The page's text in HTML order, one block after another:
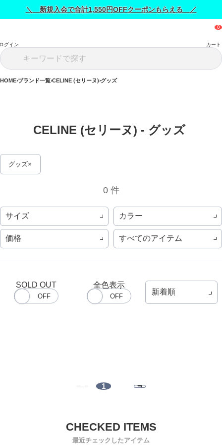
＼ 新規入会で合計1,550円OFFクーポンもらえる ／
グイン カート
HOME ブランド一覧 CELINE (セリーヌ) グッズ
CELINE (セリーヌ) - グッズ
グッズ
0 件
サイズ カラー
価格 すべてのアイテム
SOLD OUT 全色表示
1
最近チェックしたアイテム